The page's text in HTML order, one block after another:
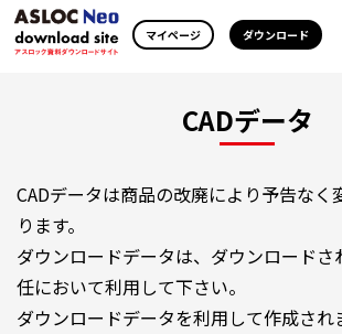
マイページ ダウンロード
CADデータ
CADデータは商品の改廃により予告なく
ります。
ダウンロードデータは、ダウンロードさ
任において利用して下さい。
ダウンロードデータを利用して作成され